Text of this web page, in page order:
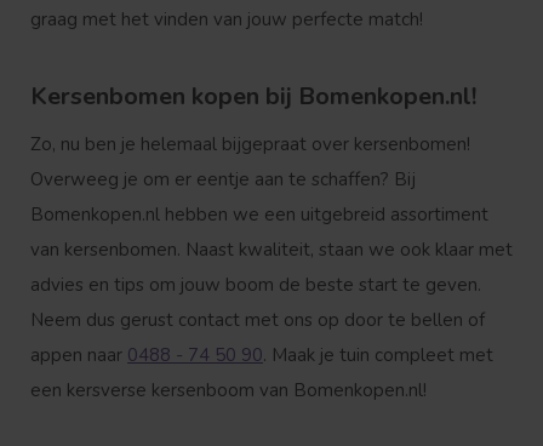
graag met het vinden van jouw perfecte match!
Kersenbomen kopen bij Bomenkopen.nl!
Zo, nu ben je helemaal bijgepraat over kersenbomen!
Overweeg je om er eentje aan te schaffen? Bij
Bomenkopen.nl hebben we een uitgebreid assortiment
van kersenbomen. Naast kwaliteit, staan we ook klaar met
advies en tips om jouw boom de beste start te geven.
Neem dus gerust contact met ons op door te bellen of
appen naar 0488 - 74 50 90. Maak je tuin compleet met
een kersverse kersenboom van Bomenkopen.nl!